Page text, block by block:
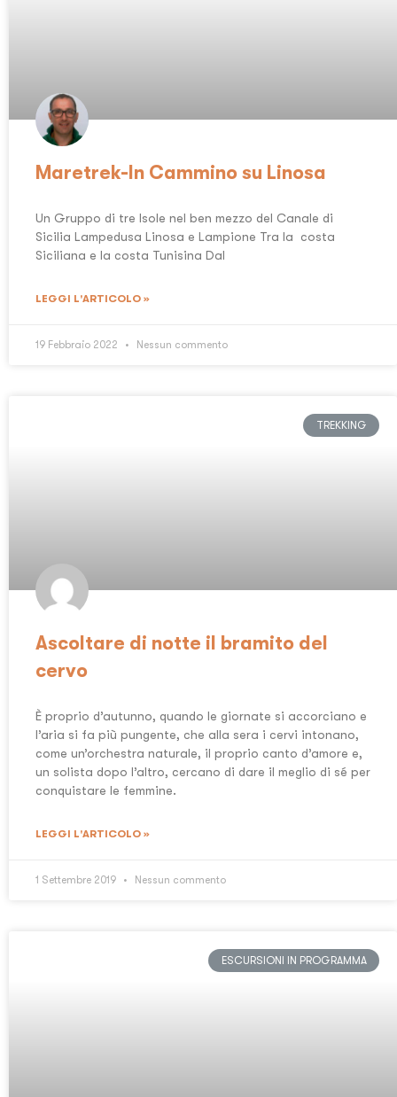
Maretrek-In Cammino su Linosa
Un Gruppo di tre Isole nel ben mezzo del Canale di
Sicilia Lampedusa Linosa e Lampione Tra la costa
Siciliana e la costa Tunisina Dal
LEGGI L'ARTICOLO »
19 Febbraio 2022 Nessun commento
TREKKING
Ascoltare di notte il bramito del
cervo
È proprio d’autunno, quando le giornate si accorciano e
l’aria si fa più pungente, che alla sera i cervi intonano,
come un’orchestra naturale, il proprio canto d’amore e,
un solista dopo l’altro, cercano di dare il meglio di sé per
conquistare le femmine.
LEGGI L'ARTICOLO »
1 Settembre 2019 Nessun commento
ESCURSIONI IN PROGRAMMA